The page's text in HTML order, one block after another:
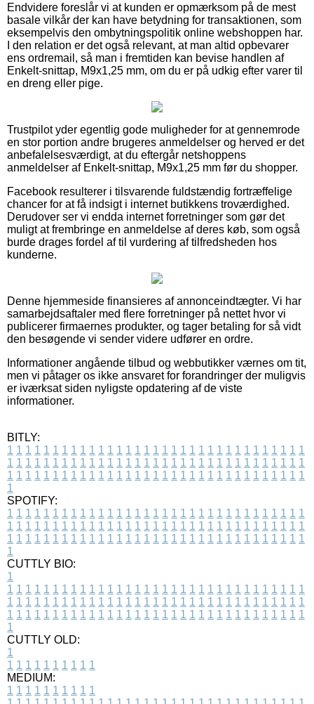
Endvidere foreslår vi at kunden er opmærksom på de mest
basale vilkår der kan have betydning for transaktionen, som
eksempelvis den ombytningspolitik online webshoppen har.
I den relation er det også relevant, at man altid opbevarer
ens ordremail, så man i fremtiden kan bevise handlen af
Enkelt-snittap, M9x1,25 mm, om du er på udkig efter varer til
en dreng eller pige.
Trustpilot yder egentlig gode muligheder for at gennemrode
en stor portion andre brugeres anmeldelser og herved er det
anbefalelsesværdigt, at du eftergår netshoppens
anmeldelser af Enkelt-snittap, M9x1,25 mm før du shopper.
Facebook resulterer i tilsvarende fuldstændig fortræffelige
chancer for at få indsigt i internet butikkens troværdighed.
Derudover ser vi endda internet forretninger som gør det
muligt at frembringe en anmeldelse af deres køb, som også
burde drages fordel af til vurdering af tilfredsheden hos
kunderne.
Denne hjemmeside finansieres af annonceindtægter. Vi har
samarbejdsaftaler med flere forretninger på nettet hvor vi
publicerer firmaernes produkter, og tager betaling for så vidt
den besøgende vi sender videre udfører en ordre.
Informationer angående tilbud og webbutikker værnes om tit,
men vi påtager os ikke ansvaret for forandringer der muligvis
er iværksat siden nyligste opdatering af de viste
informationer.
BITLY:
1 1 1 1 1 1 1 1 1 1 1 1 1 1 1 1 1 1 1 1 1 1 1 1 1 1 1 1 1 1 1 1 1
1 1 1 1 1 1 1 1 1 1 1 1 1 1 1 1 1 1 1 1 1 1 1 1 1 1 1 1 1 1 1 1 1
1 1 1 1 1 1 1 1 1 1 1 1 1 1 1 1 1 1 1 1 1 1 1 1 1 1 1 1 1 1 1 1 1
1
SPOTIFY:
1 1 1 1 1 1 1 1 1 1 1 1 1 1 1 1 1 1 1 1 1 1 1 1 1 1 1 1 1 1 1 1 1
1 1 1 1 1 1 1 1 1 1 1 1 1 1 1 1 1 1 1 1 1 1 1 1 1 1 1 1 1 1 1 1 1
1 1 1 1 1 1 1 1 1 1 1 1 1 1 1 1 1 1 1 1 1 1 1 1 1 1 1 1 1 1 1 1 1
1
CUTTLY BIO:
1
1 1 1 1 1 1 1 1 1 1 1 1 1 1 1 1 1 1 1 1 1 1 1 1 1 1 1 1 1 1 1 1 1
1 1 1 1 1 1 1 1 1 1 1 1 1 1 1 1 1 1 1 1 1 1 1 1 1 1 1 1 1 1 1 1 1
1 1 1 1 1 1 1 1 1 1 1 1 1 1 1 1 1 1 1 1 1 1 1 1 1 1 1 1 1 1 1 1 1
1
CUTTLY OLD:
1
1 1 1 1 1 1 1 1 1 1
MEDIUM:
1 1 1 1 1 1 1 1 1 1